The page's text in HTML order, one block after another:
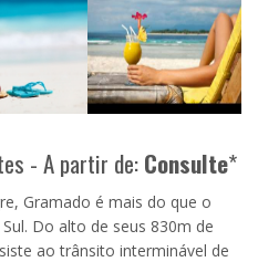
- A partir de:Consulte*
Gramado é mais do que o
Do alto de seus 830m de
ao trânsito interminável de